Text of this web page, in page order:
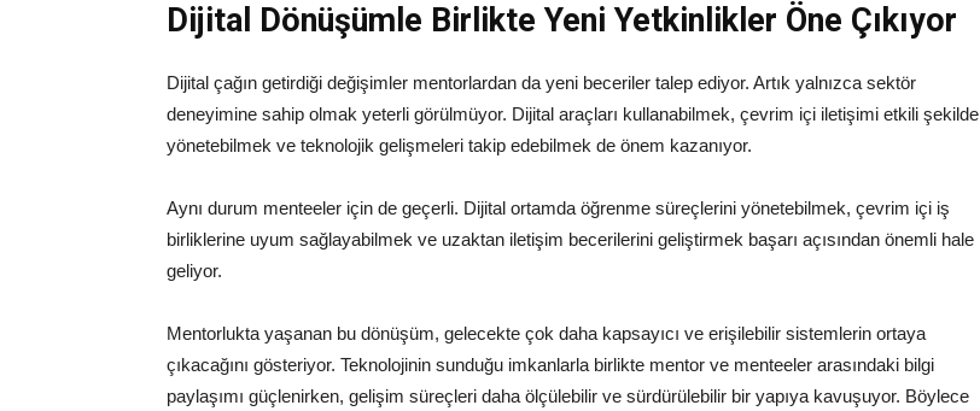
Dijital Dönüşümle Birlikte Yeni Yetkinlikler Öne Çıkıyor
Dijital çağın getirdiği değişimler mentorlardan da yeni beceriler talep ediyor. Artık yalnızca sektör
deneyimine sahip olmak yeterli görülmüyor. Dijital araçları kullanabilmek, çevrim içi iletişimi etkili şekilde
yönetebilmek ve teknolojik gelişmeleri takip edebilmek de önem kazanıyor.
Aynı durum menteeler için de geçerli. Dijital ortamda öğrenme süreçlerini yönetebilmek, çevrim içi iş
birliklerine uyum sağlayabilmek ve uzaktan iletişim becerilerini geliştirmek başarı açısından önemli hale
geliyor.
Mentorlukta yaşanan bu dönüşüm, gelecekte çok daha kapsayıcı ve erişilebilir sistemlerin ortaya
çıkacağını gösteriyor. Teknolojinin sunduğu imkanlarla birlikte mentor ve menteeler arasındaki bilgi
paylaşımı güçlenirken, gelişim süreçleri daha ölçülebilir ve sürdürülebilir bir yapıya kavuşuyor. Böylece